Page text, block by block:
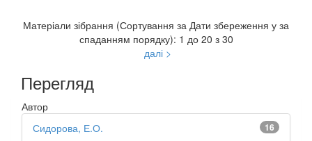
Матеріали зібрання (Сортування за Дати збереження у за
спаданням порядку): 1 до 20 з 30
далі >
Перегляд
Автор
16
Сидорова, Е.О.